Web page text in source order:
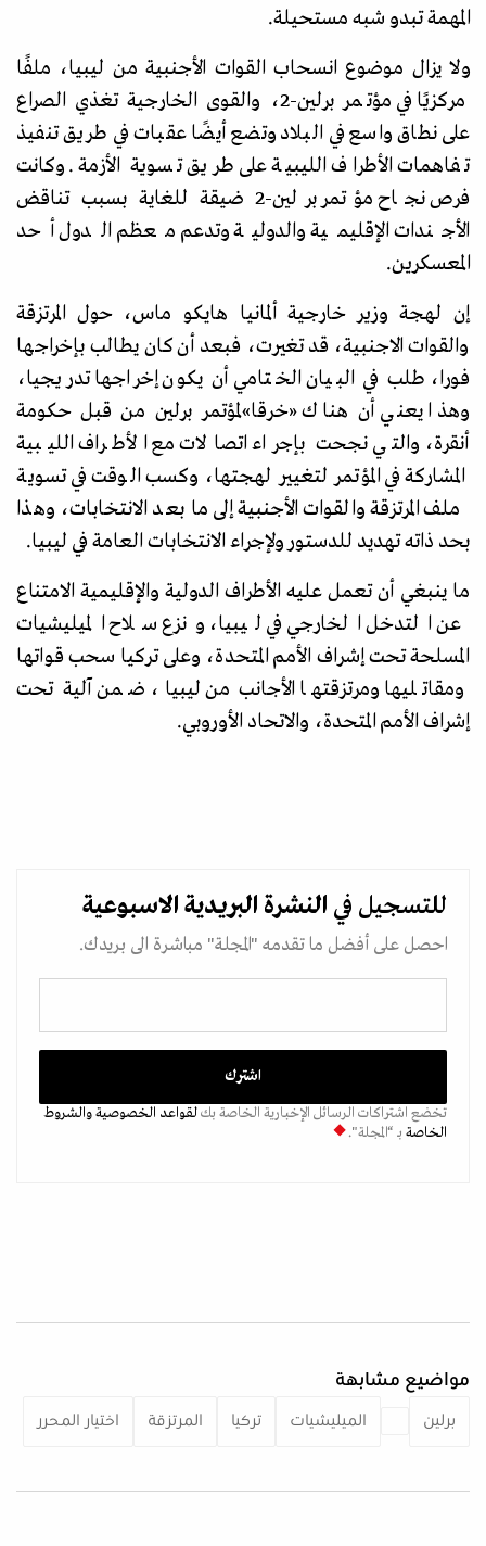
المهمة تبدو شبه مستحيلة.
ولا يزال موضوع انسحاب القوات الأجنبية من ليبيا، ملفًا
مركزيًا في مؤتمر برلين-2، والقوى الخارجية تغذي الصراع
على نطاق واسع في البلاد وتضع أيضًا عقبات في طريق تنفيذ
تفاهمات الأطراف الليبية على طريق تسوية الأزمة. وكانت
فرص نجاح مؤتمر برلين-2 ضيقة للغاية بسبب تناقض
الأجندات الإقليمية والدولية وتدعم معظم الدول أحد
المعسكرين.
إن لهجة وزير خارجية ألمانيا هايكو ماس، حول المرتزقة
والقوات الاجنبية، قد تغيرت، فبعد أن كان يطالب بإخراجها
فورا، طلب في البيان الختامي أن يكون إخراجها تدريجيا،
وهذا يعني أن هناك«خرقا»لمؤتمر برلين من قبل حكومة
أنقرة، والتي نجحت بإجراء اتصالات مع الأطراف الليبية
المشاركة في المؤتمر لتغيير لهجتها، وكسب الوقت في تسوية
ملف المرتزقة والقوات الأجنبية إلى ما بعد الانتخابات، وهذا
بحد ذاته تهديد للدستور ولإجراء الانتخابات العامة في ليبيا.
ما ينبغي أن تعمل عليه الأطراف الدولية والإقليمية الامتناع
عن التدخل الخارجي في ليبيا، ونزع سلاح الميليشيات
المسلحة تحت إشراف الأمم المتحدة، وعلى تركيا سحب قواتها
ومقاتليها ومرتزقتها الأجانب من ليبيا، ضمن آلية تحت
إشراف الأمم المتحدة، والاتحاد الأوروبي.
للتسجيل في النشرة البريدية الاسبوعية
احصل على أفضل ما تقدمه "المجلة" مباشرة الى بريدك.
تخضع اشتراكات الرسائل الإخبارية الخاصة بكلقواعد الخصوصيةوالشروط
الخاصة بـ “المجلة".
مواضيع مشابهة
برلين الميليشيات تركيا المرتزقة اختيار المحرر